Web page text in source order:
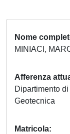
Nome
MINIACI,
Afferenza
Dipartimento
Geotecnica
Matricola